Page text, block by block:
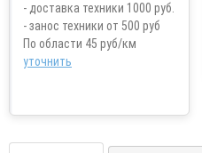
- доставка техники 1000 руб.
- занос техники от 500 руб
По области 45 руб/км
уточнить